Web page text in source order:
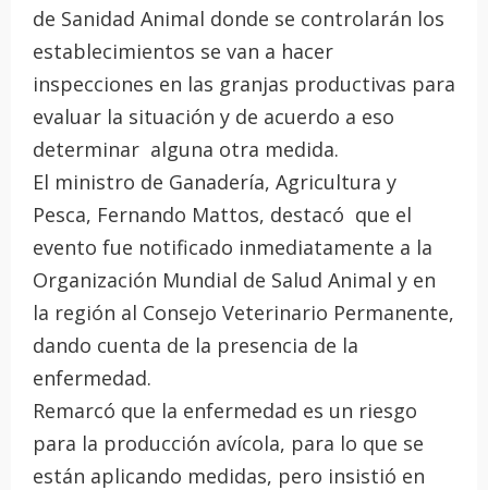
de Sanidad Animal donde se controlarán los
establecimientos se van a hacer
inspecciones en las granjas productivas para
evaluar la situación y de acuerdo a eso
determinar alguna otra medida.
El ministro de Ganadería, Agricultura y
Pesca, Fernando Mattos, destacó que el
evento fue notificado inmediatamente a la
Organización Mundial de Salud Animal y en
la región al Consejo Veterinario Permanente,
dando cuenta de la presencia de la
enfermedad.
Remarcó que la enfermedad es un riesgo
para la producción avícola, para lo que se
están aplicando medidas, pero insistió en